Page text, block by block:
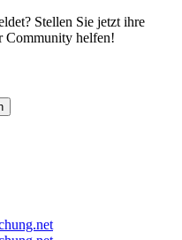
Stellen Sie jetzt ihre
Community helfen!